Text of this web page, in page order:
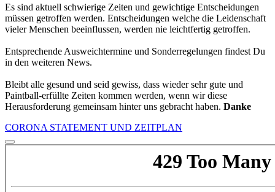
Es sind aktuell schwierige Zeiten und gewichtige Entscheidungen
müssen getroffen werden. Entscheidungen welche die Leidenschaft
vieler Menschen beeinflussen, werden nie leichtfertig getroffen.
Entsprechende Ausweichtermine und Sonderregelungen findest Du
in den weiteren News.
Bleibt alle gesund und seid gewiss, dass wieder sehr gute und
Paintball-erfüllte Zeiten kommen werden, wenn wir diese
Herausforderung gemeinsam hinter uns gebracht haben. Danke
CORONA STATEMENT UND ZEITPLAN